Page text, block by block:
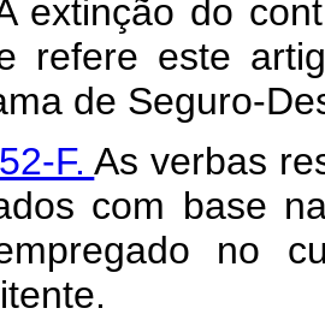
extinção do
refere este
de Seguro-
F.As verbas
com base
no